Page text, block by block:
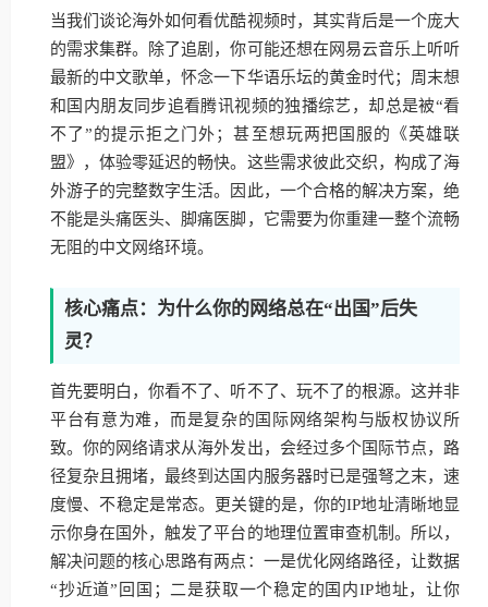
当我们谈论海外如何看优酷视频时，其实背后是一个庞大
的需求集群。除了追剧，你可能还想在网易云音乐上听听
最新的中文歌单，怀念一下华语乐坛的黄金时代；周末想
和国内朋友同步追看腾讯视频的独播综艺，却总是被“看
不了”的提示拒之门外；甚至想玩两把国服的《英雄联
盟》，体验零延迟的畅快。这些需求彼此交织，构成了海
外游子的完整数字生活。因此，一个合格的解决方案，绝
不能是头痛医头、脚痛医脚，它需要为你重建一整个流畅
无阻的中文网络环境。
核心痛点：为什么你的网络总在“出国”后失
灵？
首先要明白，你看不了、听不了、玩不了的根源。这并非
平台有意为难，而是复杂的国际网络架构与版权协议所
致。你的网络请求从海外发出，会经过多个国际节点，路
径复杂且拥堵，最终到达国内服务器时已是强弩之末，速
度慢、不稳定是常态。更关键的是，你的IP地址清晰地显
示你身在国外，触发了平台的地理位置审查机制。所以，
解决问题的核心思路有两点：一是优化网络路径，让数据
“抄近道”回国；二是获取一个稳定的国内IP地址，让你